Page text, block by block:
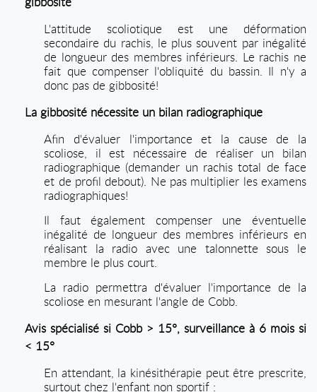
L'attitude scoliotique est une déformation
secondaire du rachis, le plus souvent par inégalité
de longueur des membres inférieurs. Le rachis ne
fait que compenser l'obliquité du bassin. Il n'y a
donc pas de gibbosité!
La gibbosité nécessite un bilan radiographique
Afin d'évaluer l'importance et la cause de la
scoliose, il est nécessaire de réaliser un bilan
radiographique (demander un rachis total de face
et de profil debout). Ne pas multiplier les examens
radiographiques!
Il faut également compenser une éventuelle
inégalité de longueur des membres inférieurs en
réalisant la radio avec une talonnette sous le
membre le plus court.
La radio permettra d'évaluer l'importance de la
scoliose en mesurant l'angle de Cobb.
Avis spécialisé si Cobb > 15°, surveillance à 6 mois si
< 15°
En attendant, la kinésithérapie peut être prescrite,
surtout chez l'enfant non sportif :